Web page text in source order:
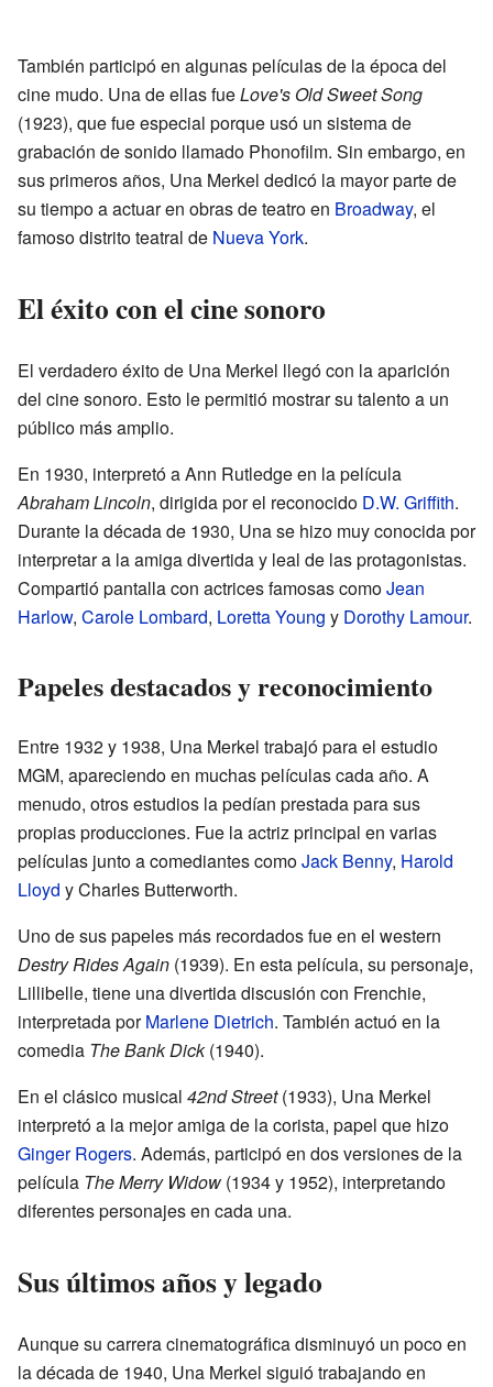
También participó en algunas películas de la época del
cine mudo. Una de ellas fueLove's Old Sweet Song
(1923), que fue especial porque usó un sistema de
grabación de sonido llamado Phonofilm. Sin embargo, en
sus primeros años, Una Merkel dedicó la mayor parte de
su tiempo a actuar en obras de teatro en Broadway, el
famoso distrito teatral de Nueva York.
El éxito con el cine sonoro
El verdadero éxito de Una Merkel llegó con la aparición
del cine sonoro. Esto le permitió mostrar su talento a un
público más amplio.
En 1930, interpretó a Ann Rutledge en la película
Abraham Lincoln, dirigida por el reconocido D.W. Griffith.
Durante la década de 1930, Una se hizo muy conocida por
interpretar a la amiga divertida y leal de las protagonistas.
Compartió pantalla con actrices famosas comoJean
Harlow, Carole Lombard, Loretta Young y Dorothy Lamour.
Papeles destacados y reconocimiento
Entre 1932 y 1938, Una Merkel trabajó para el estudio
MGM, apareciendo en muchas películas cada año. A
menudo, otros estudios la pedían prestada para sus
propias producciones. Fue la actriz principal en varias
películas junto a comediantes comoJack Benny, Harold
Lloyd y Charles Butterworth.
Uno de sus papeles más recordados fue en el western
Destry Rides Again (1939). En esta película, su personaje,
Lillibelle, tiene una divertida discusión con Frenchie,
interpretada porMarlene Dietrich. También actuó en la
comedia The Bank Dick(1940).
En el clásico musical 42nd Street(1933), Una Merkel
interpretó a la mejor amiga de la corista, papel que hizo
Ginger Rogers. Además, participó en dos versiones de la
película The Merry Widow (1934 y 1952), interpretando
diferentes personajes en cada una.
Sus últimos años y legado
Aunque su carrera cinematográfica disminuyó un poco en
la década de 1940, Una Merkel siguió trabajando en